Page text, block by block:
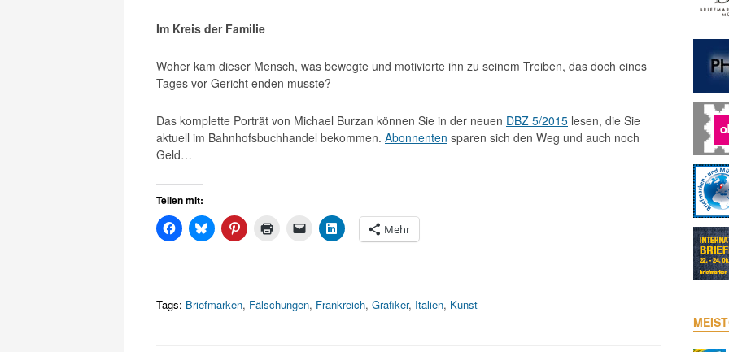
Im Kreis der Familie
Woher kam dieser Mensch, was bewegte und motivierte ihn zu seinem Treiben, das doch eines
Tages vor Gericht enden musste?
Das komplette Porträt von Michael Burzan können Sie in der neuen DBZ 5/2015 lesen, die Sie
aktuell im Bahnhofsbuchhandel bekommen. Abonnenten sparen sich den Weg und auch noch
Geld…
Teilen mit:
Mehr
Tags: Briefmarken, Fälschungen, Frankreich, Grafiker, Italien, Kunst